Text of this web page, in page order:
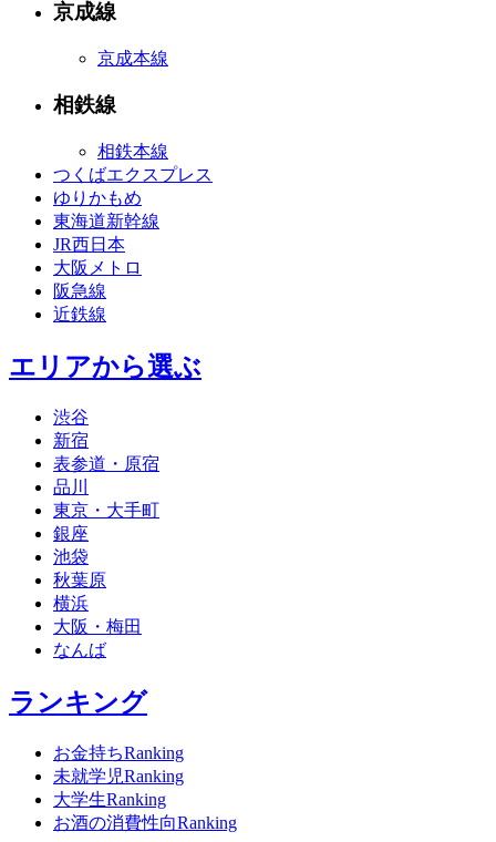
京成線
京成本線
相鉄線
相鉄本線
つくばエクスプレス
ゆりかもめ
東海道新幹線
JR西日本
大阪メトロ
阪急線
近鉄線
エリアから選ぶ
渋谷
新宿
表参道・原宿
品川
東京・大手町
銀座
池袋
秋葉原
横浜
大阪・梅田
なんば
ランキング
お金持ちRanking
未就学児Ranking
大学生Ranking
お酒の消費性向Ranking